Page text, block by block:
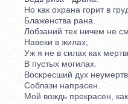
Но как охрана горит в
Блаженства рана.
Лобзаний тех ничем не
Навеки в жилах;
Уж я не в силах как
В пустых могилах.
Воскресший дух
Соблазн напрасен.
Мой вождь прекрасен,